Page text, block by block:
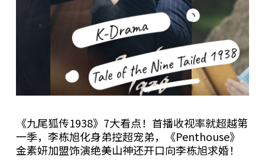
《九尾狐传1938》7大看点！首播收视率就超越第
一季，李栋旭化身弟控超宠弟，《Penthouse》
金素妍加盟饰演绝美山神还开口向李栋旭求婚！